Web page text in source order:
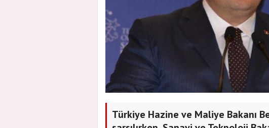
Türkiye Hazine ve Maliye Bakanı